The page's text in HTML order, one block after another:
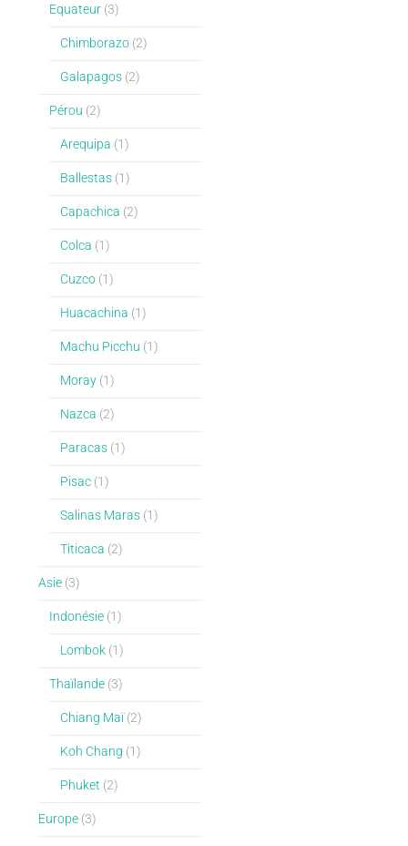
Equateur(3)
Chimborazo(2)
Galapagos(2)
Pérou (2)
Arequipa (1)
Ballestas(1)
Capachica (2)
Colca (1)
Cuzco(1)
Huacachina (1)
Machu Picchu (1)
Moray(1)
Nazca (2)
Paracas(1)
Pisac(1)
Salinas Maras(1)
Titicaca (2)
Asie(3)
Indonésie(1)
Lombok(1)
Thaïlande(3)
Chiang Maï(2)
Koh Chang (1)
Phuket (2)
Europe(3)